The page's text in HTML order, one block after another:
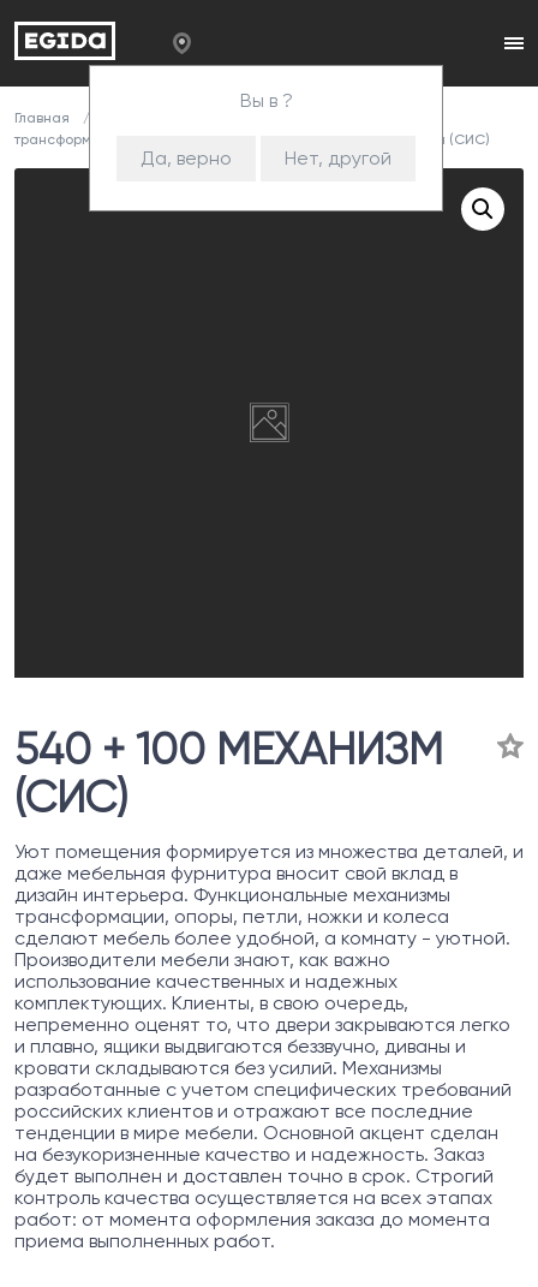
Вы в ?
Да, верно Нет, другой
Главная
трансформации
540 + 100 механизм (СИС)
540 + 100 МЕХАНИЗМ
(СИС)
Уют помещения формируется из множества деталей, и
даже мебельная фурнитура вносит свой вклад в
дизайн интерьера. Функциональные механизмы
трансформации, опоры, петли, ножки и колеса
сделают мебель более удобной, а комнату - уютной.
Производители мебели знают, как важно
использование качественных и надежных
комплектующих. Клиенты, в свою очередь,
непременно оценят то, что двери закрываются легко
и плавно, ящики выдвигаются беззвучно, диваны и
кровати складываются без усилий. Механизмы
разработанные с учетом специфических требований
российских клиентов и отражают все последние
тенденции в мире мебели. Основной акцент сделан
на безукоризненные качество и надежность. Заказ
будет выполнен и доставлен точно в срок. Строгий
контроль качества осуществляется на всех этапах
работ: от момента оформления заказа до момента
приема выполненных работ.